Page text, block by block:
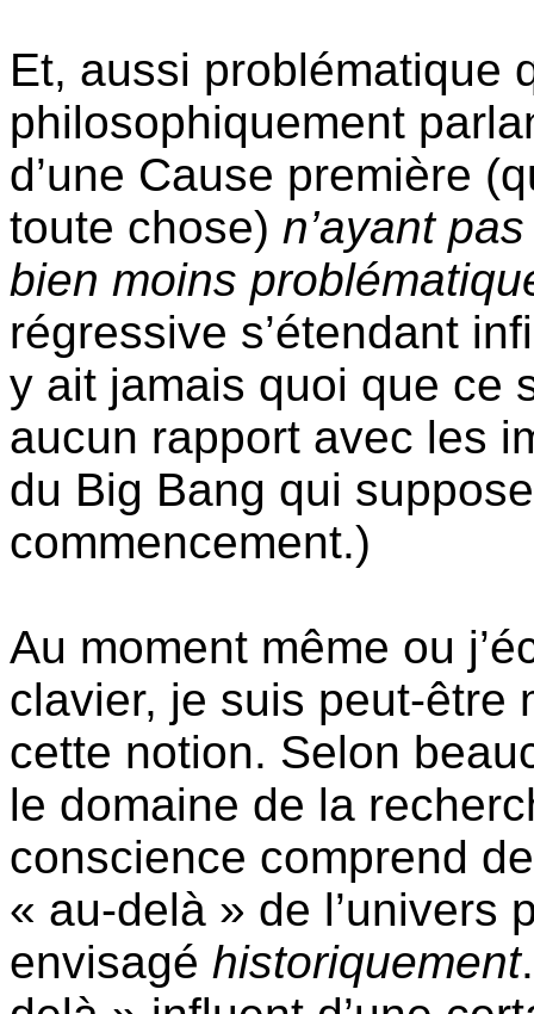
Et, aussi problématique
philosophiquement
d’une Cause première
toute chose) n’ayant
bien moins
régressive s’étendant
y ait jamais quoi que ce
aucun rapport avec les
du Big Bang qui
commencement.)
Au moment même ou
clavier, je suis peut-être
cette notion. Selon
le domaine de la
conscience comprend
« au-delà » de l’univers
envisagé historiquement